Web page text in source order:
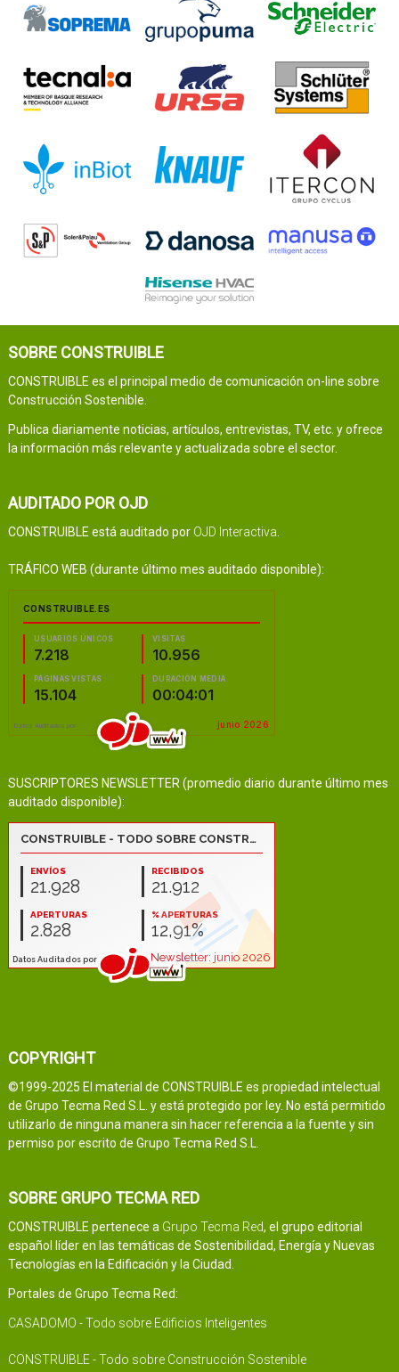
SOBRE CONSTRUIBLE
CONSTRUIBLE es el principal medio de comunicación on-line sobre
Construcción Sostenible.
Publica diariamente noticias, artículos, entrevistas, TV, etc. y ofrece
la información más relevante y actualizada sobre el sector.
AUDITADO POR OJD
CONSTRUIBLE está auditado por OJD Interactiva.
TRÁFICO WEB (durante último mes auditado disponible):
SUSCRIPTORES NEWSLETTER (promedio diario durante último mes
auditado disponible):
COPYRIGHT
©1999-2025 El material de CONSTRUIBLE es propiedad intelectual
de Grupo Tecma Red S.L. y está protegido por ley. No está permitido
utilizarlo de ninguna manera sin hacer referencia a la fuente y sin
permiso por escrito de Grupo Tecma Red S.L.
SOBRE GRUPO TECMA RED
CONSTRUIBLE pertenece a Grupo Tecma Red, el grupo editorial
español líder en las temáticas de Sostenibilidad, Energía y Nuevas
Tecnologías en la Edificación y la Ciudad.
Portales de Grupo Tecma Red:
CASADOMO - Todo sobre Edificios Inteligentes
CONSTRUIBLE - Todo sobre Construcción Sostenible